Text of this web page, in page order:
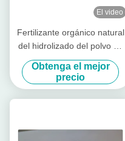
El video
Fertilizante orgánico natural
del hidrolizado del polvo de
la proteína de pescados
Obtenga el mejor
precio